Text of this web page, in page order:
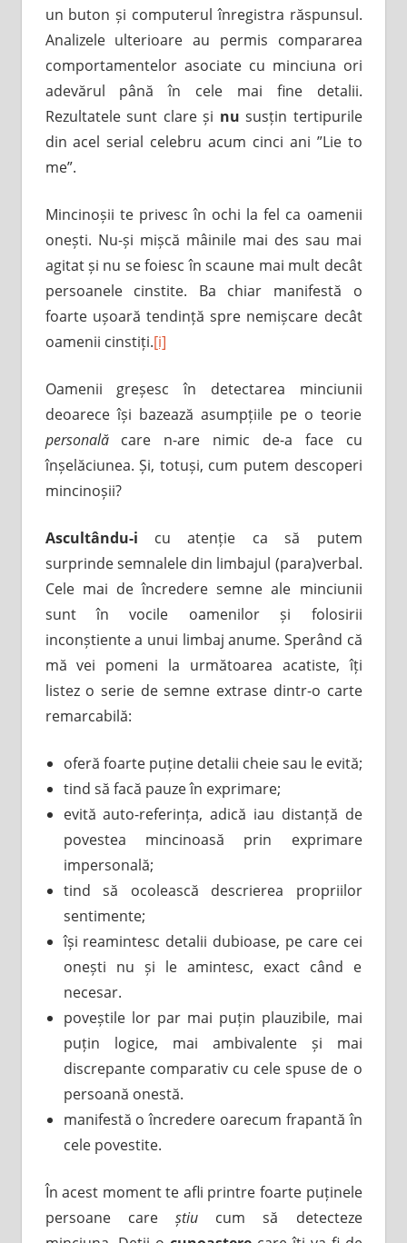
un buton și computerul înregistra răspunsul.
Analizele ulterioare au permis compararea
comportamentelor asociate cu minciuna ori
adevărul până în cele mai fine detalii.
Rezultatele sunt clare și nu susțin tertipurile
din acel serial celebru acum cinci ani ”Lie to
me”.
Mincinoșii te privesc în ochi la fel ca oamenii
onești. Nu-și mișcă mâinile mai des sau mai
agitat și nu se foiesc în scaune mai mult decât
persoanele cinstite. Ba chiar manifestă o
foarte ușoară tendință spre nemișcare decât
oamenii cinstiți.[i]
Oamenii greșesc în detectarea minciunii
deoarece își bazează asumpțiile pe o teorie
personalăcare n-are nimic de-a face cu
înșelăciunea. Și, totuși, cum putem descoperi
mincinoșii?
Ascultându-i cu atenție ca să putem
surprinde semnalele din limbajul (para)verbal.
Cele mai de încredere semne ale minciunii
sunt în vocile oamenilor și folosirii
inconștiente a unui limbaj anume. Sperând că
mă vei pomeni la următoarea acatiste, îți
listez o serie de semne extrase dintr-o carte
remarcabilă:
oferă foarte puține detalii cheie sau le evită;
tind să facă pauze în exprimare;
evită auto-referința, adică iau distanță de
povestea mincinoasă prin exprimare
impersonală;
tind să ocolească descrierea propriilor
sentimente;
își reamintesc detalii dubioase, pe care cei
onești nu și le amintesc, exact când e
necesar.
poveștile lor par mai puțin plauzibile, mai
puțin logice, mai ambivalente și mai
discrepante comparativ cu cele spuse de o
persoană onestă.
manifestă o încredere oarecum frapantă în
cele povestite.
În acest moment te afli printre foarte puținele
persoane care știucum să detecteze